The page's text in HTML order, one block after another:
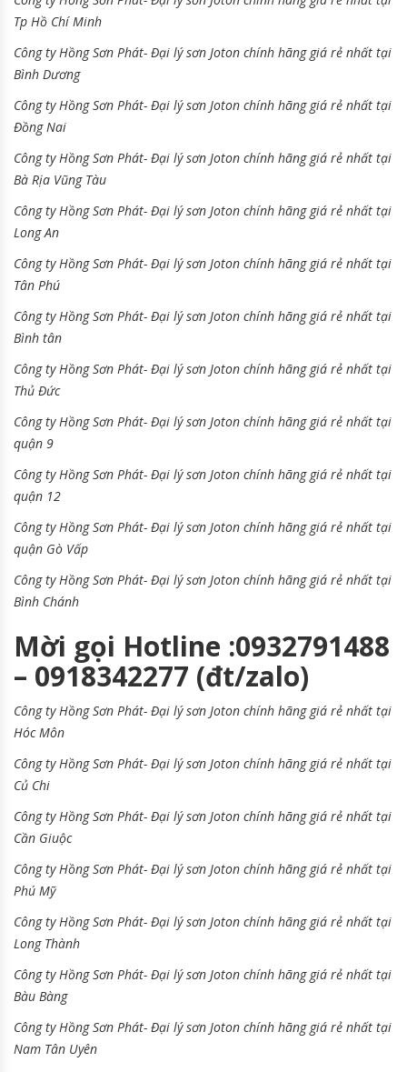
Tp Hồ Chí Minh
Công ty Hồng Sơn Phát- Đại lý sơn Joton chính hãng giá rẻ nhất tại
Bình Dương
Công ty Hồng Sơn Phát- Đại lý sơn Joton chính hãng giá rẻ nhất tại
Đồng Nai
Công ty Hồng Sơn Phát- Đại lý sơn Joton chính hãng giá rẻ nhất tại
Bà Rịa Vũng Tàu
Công ty Hồng Sơn Phát- Đại lý sơn Joton chính hãng giá rẻ nhất tại
Long An
Công ty Hồng Sơn Phát- Đại lý sơn Joton chính hãng giá rẻ nhất tại
Tân Phú
Công ty Hồng Sơn Phát- Đại lý sơn Joton chính hãng giá rẻ nhất tại
Bình tân
Công ty Hồng Sơn Phát- Đại lý sơn Joton chính hãng giá rẻ nhất tại
Thủ Đức
Công ty Hồng Sơn Phát- Đại lý sơn Joton chính hãng giá rẻ nhất tại
quận 9
Công ty Hồng Sơn Phát- Đại lý sơn Joton chính hãng giá rẻ nhất tại
quận 12
Công ty Hồng Sơn Phát- Đại lý sơn Joton chính hãng giá rẻ nhất tại
quận Gò Vấp
Công ty Hồng Sơn Phát- Đại lý sơn Joton chính hãng giá rẻ nhất tại
Bình Chánh
Mời gọi Hotline :0932791488
– 0918342277 (đt/zalo)
Công ty Hồng Sơn Phát- Đại lý sơn Joton chính hãng giá rẻ nhất tại
Hóc Môn
Công ty Hồng Sơn Phát- Đại lý sơn Joton chính hãng giá rẻ nhất tại
Củ Chi
Công ty Hồng Sơn Phát- Đại lý sơn Joton chính hãng giá rẻ nhất tại
Cần Giuộc
Công ty Hồng Sơn Phát- Đại lý sơn Joton chính hãng giá rẻ nhất tại
Phú Mỹ
Công ty Hồng Sơn Phát- Đại lý sơn Joton chính hãng giá rẻ nhất tại
Long Thành
Công ty Hồng Sơn Phát- Đại lý sơn Joton chính hãng giá rẻ nhất tại
Bàu Bàng
Công ty Hồng Sơn Phát- Đại lý sơn Joton chính hãng giá rẻ nhất tại
Nam Tân Uyên